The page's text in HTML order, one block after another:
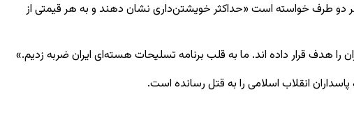
دو طرف خواسته است «حداکثر خویشتن‌داری نشان دهند و به هر قیمتی از
هدف قرار داده ‌اند. ما به قلب برنامه تسلیحات هسته‌ای ایران ضربه زدیم.»
انقلاب اسلامی را به قتل رسانده است.